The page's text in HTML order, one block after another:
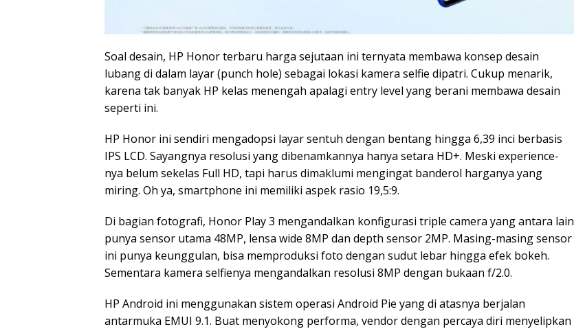
Soal desain, HP Honor terbaru harga sejutaan ini ternyata membawa konsep desain
lubang di dalam layar (punch hole) sebagai lokasi kamera selfie dipatri. Cukup menarik,
karena tak banyak HP kelas menengah apalagi entry level yang berani membawa desain
seperti ini.
HP Honor ini sendiri mengadopsi layar sentuh dengan bentang hingga 6,39 inci berbasis
IPS LCD. Sayangnya resolusi yang dibenamkannya hanya setara HD+. Meski experience-
nya belum sekelas Full HD, tapi harus dimaklumi mengingat banderol harganya yang
miring. Oh ya, smartphone ini memiliki aspek rasio 19,5:9.
Di bagian fotografi, Honor Play 3 mengandalkan konfigurasi triple camera yang antara lain
punya sensor utama 48MP, lensa wide 8MP dan depth sensor 2MP. Masing-masing sensor
ini punya keunggulan, bisa memproduksi foto dengan sudut lebar hingga efek bokeh.
Sementara kamera selfienya mengandalkan resolusi 8MP dengan bukaan f/2.0.
HP Android ini menggunakan sistem operasi Android Pie yang di atasnya berjalan
antarmuka EMUI 9.1. Buat menyokong performa, vendor dengan percaya diri menyelipkan